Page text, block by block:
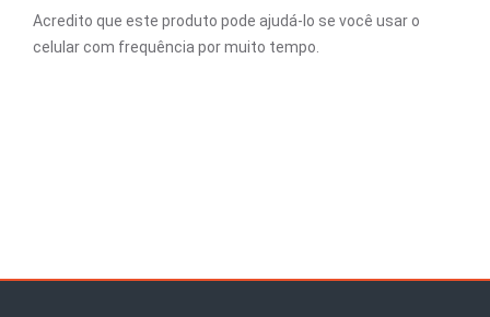
Acredito que este produto pode ajudá-lo se você usar o
celular com frequência por muito tempo.